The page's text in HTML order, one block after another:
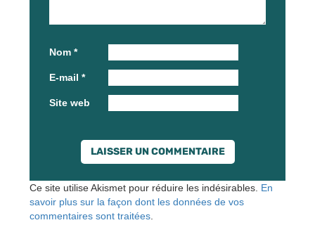
Nom *
E-mail *
Site web
Ce site utilise Akismet pour réduire les indésirables. En
savoir plus sur la façon dont les données de vos
commentaires sont traitées.